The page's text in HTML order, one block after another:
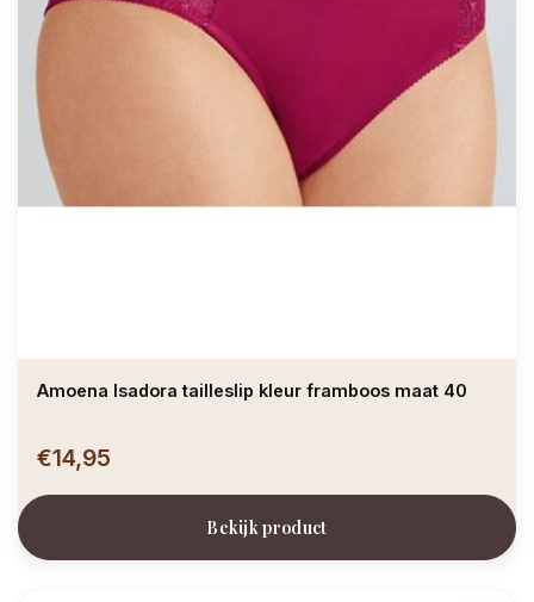
Amoena Isadora tailleslip kleur framboos maat 40
€14,95
Bekijk product